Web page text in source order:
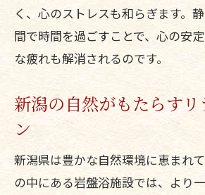
新潟での岩盤浴プランの
プライベートな癒しの時
贅沢な時間を過ごすため
静寂の中での贅沢なひと
らす理由
瞑想と岩盤浴の相乗効果
く、心のストレスも和らぎます。
間で時間を過ごすことで、心の安
な疲れも解消されるのです。
新潟の自然がもたらすリ
ン
新潟県は豊かな自然環境に恵まれ
の中にある岩盤浴施設では、より